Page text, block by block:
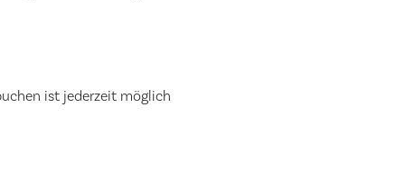
ist jederzeit möglich